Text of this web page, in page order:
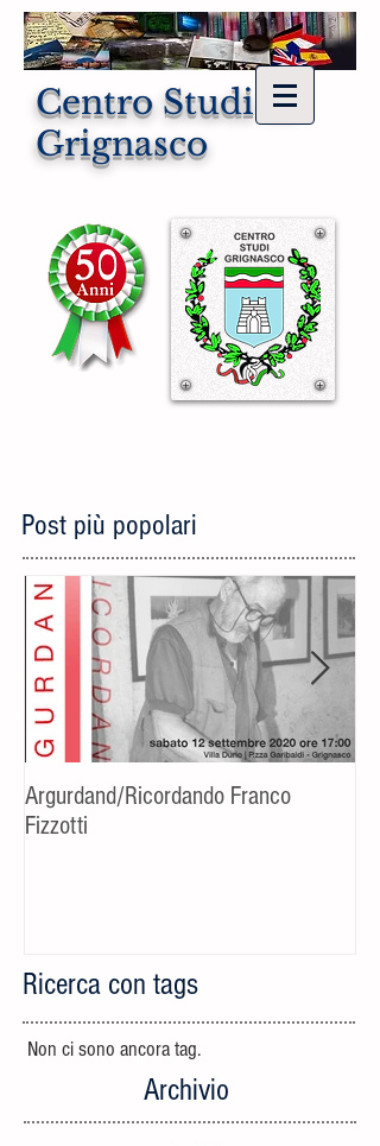
Centro Studi di
Grignasco
Post più popolari
Argurdand/Ricordando Franco
Fizzotti
Ricerca con tags
Non ci sono ancora tag.
Archivio